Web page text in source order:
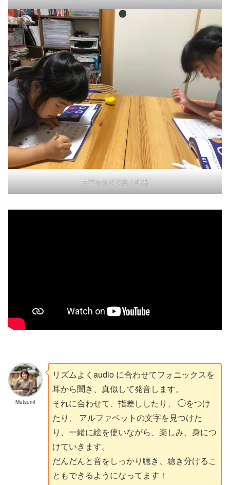
文字をなぞり書く練習
Mutsumi
リズムよくaudio に合わせてフォニックスを
耳から聞き、真似して発音します。
それに合わせて、指差ししたり、 ◯をつけ
たり、 アルファベットの文字を見つけた
り、一緒に絵を使いながら、楽しみ、身につ
けていきます。
だんだんと音をしっかり聴き、聴き分けるこ
ともできるようになってます！